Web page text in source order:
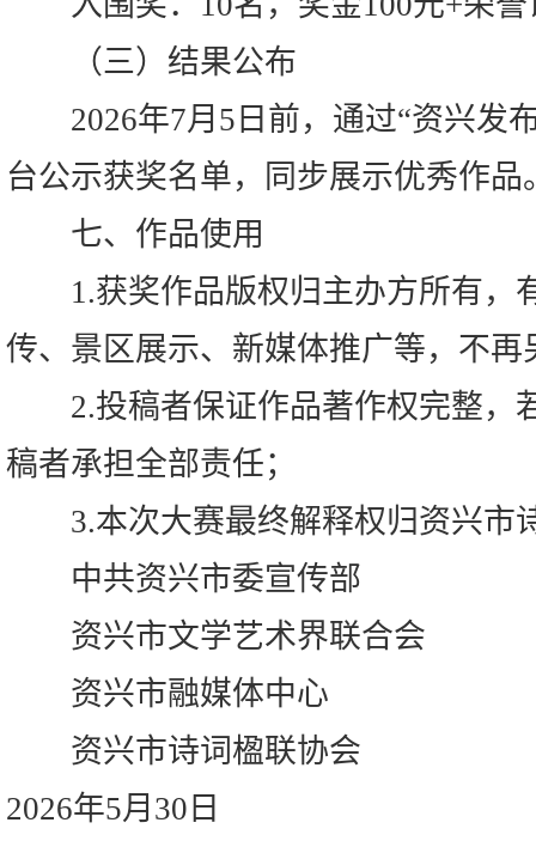
（三）结果公布
2026年7月5日前，通过“资兴发布
台公示获奖名单，同步展示优秀作品
七、作品使用
1.获奖作品版权归主办方所有，
传、景区展示、新媒体推广等，不再
2.投稿者保证作品著作权完整，
稿者承担全部责任；
3.本次大赛最终解释权归资兴市
中共资兴市委宣传部
资兴市文学艺术界联合会
资兴市融媒体中心
资兴市诗词楹联协会
2026年5月30日